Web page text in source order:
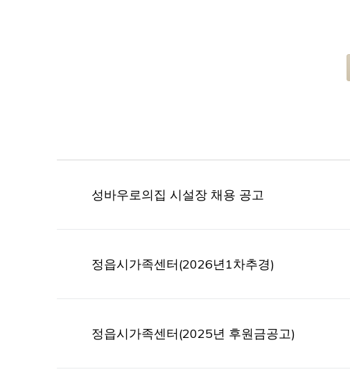
성바우로의집 시설장 채용 공고
정읍시가족센터(2026년1차추경)
정읍시가족센터(2025년 후원금공고)